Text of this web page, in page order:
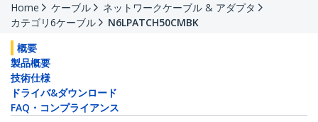
Home ケーブル
ネットワークケーブル & アダプタ
カテゴリ6ケーブル
N6LPATCH50CMBK
概要
製品概要
技術仕様
ドライバ&ダウンロード
FAQ・コンプライアンス